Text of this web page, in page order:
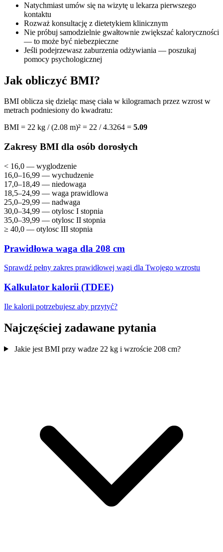
Natychmiast umów się na wizytę u lekarza pierwszego
kontaktu
Rozważ konsultację z dietetykiem klinicznym
Nie próbuj samodzielnie gwałtownie zwiększać kaloryczności
— to może być niebezpieczne
Jeśli podejrzewasz zaburzenia odżywiania — poszukaj
pomocy psychologicznej
Jak obliczyć BMI?
BMI oblicza się dzieląc masę ciała w kilogramach przez wzrost w
metrach podniesiony do kwadratu:
BMI = 22 kg / (2.08 m)² = 22 / 4.3264 = 5.09
Zakresy BMI dla osób dorosłych
< 16,0 — wyglodzenie
16,0–16,99 — wychudzenie
17,0–18,49 — niedowaga
18,5–24,99 — waga prawidlowa
25,0–29,99 — nadwaga
30,0–34,99 — otylosc I stopnia
35,0–39,99 — otylosc II stopnia
≥ 40,0 — otylosc III stopnia
Prawidłowa waga dla 208 cm
Sprawdź pełny zakres prawidłowej wagi dla Twojego wzrostu
Kalkulator kalorii (TDEE)
Ile kalorii potrzebujesz aby przytyć?
Najczęściej zadawane pytania
Jakie jest BMI przy wadze 22 kg i wzroście 208 cm?